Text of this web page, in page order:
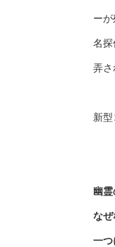
ー
名探
弄さ
新
幽霊
なぜ
一つ